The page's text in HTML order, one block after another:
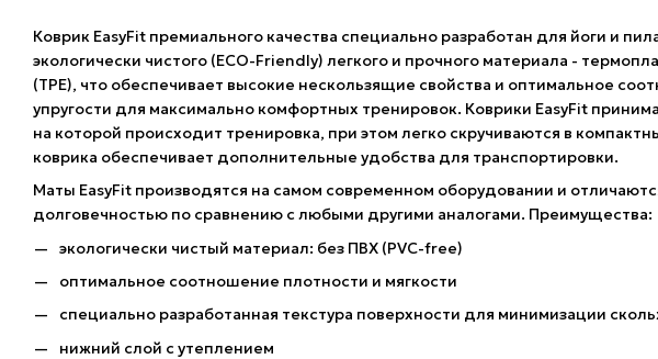
Коврик EasyFit премиального качества специально разработан для йоги и
экологически чистого (ECO-Friendly) легкого и прочного материала -
(TPE), что обеспечивает высокие нескользящие свойства и оптимальное
упругости для максимально комфортных тренировок. Коврики EasyFit
на которой происходит тренировка, при этом легко скручиваются в
коврика обеспечивает дополнительные удобства для транспортировки.
Маты EasyFit производятся на самом современном оборудовании и
долговечностью по сравнению с любыми другими аналогами. Преимущества:
экологически чистый материал: без ПВХ (PVC-free)
оптимальное соотношение плотности и мягкости
специально разработанная текстура поверхности для минимизации
нижний слой с утеплением